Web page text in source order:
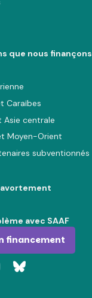
que nous finançons
Caraïbes
Asie centrale
Moyen-Orient
subventionnés
avortement
avec SAAF
financement